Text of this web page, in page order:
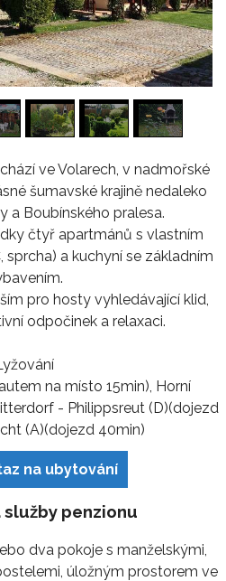
ve Volarech, v nadmořské
šumavské krajině nedaleko
a Boubínského pralesa.
čtyř apartmánů s vlastním
a kuchyní se základním
pro hosty vyhledávající klid,
odpočinek a relaxaci.
na místo 15min), Horní
- Philippsreut (D)(dojezd
(A)(dojezd 40min)
na ubytování
služby penzionu
dva pokoje s manželskými,
úložným prostorem ve